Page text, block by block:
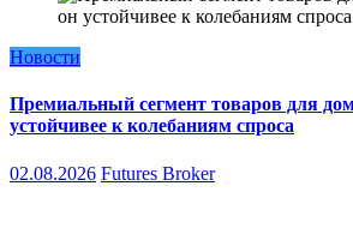
Новости
Премиальный сегмент товаров для
устойчивее к колебаниям спроса
02.08.2026 Futures Broker